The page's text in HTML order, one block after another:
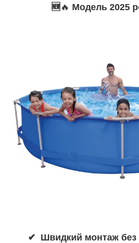
🆕 🔥 Модель 2025
✔ Швидкий монтаж без